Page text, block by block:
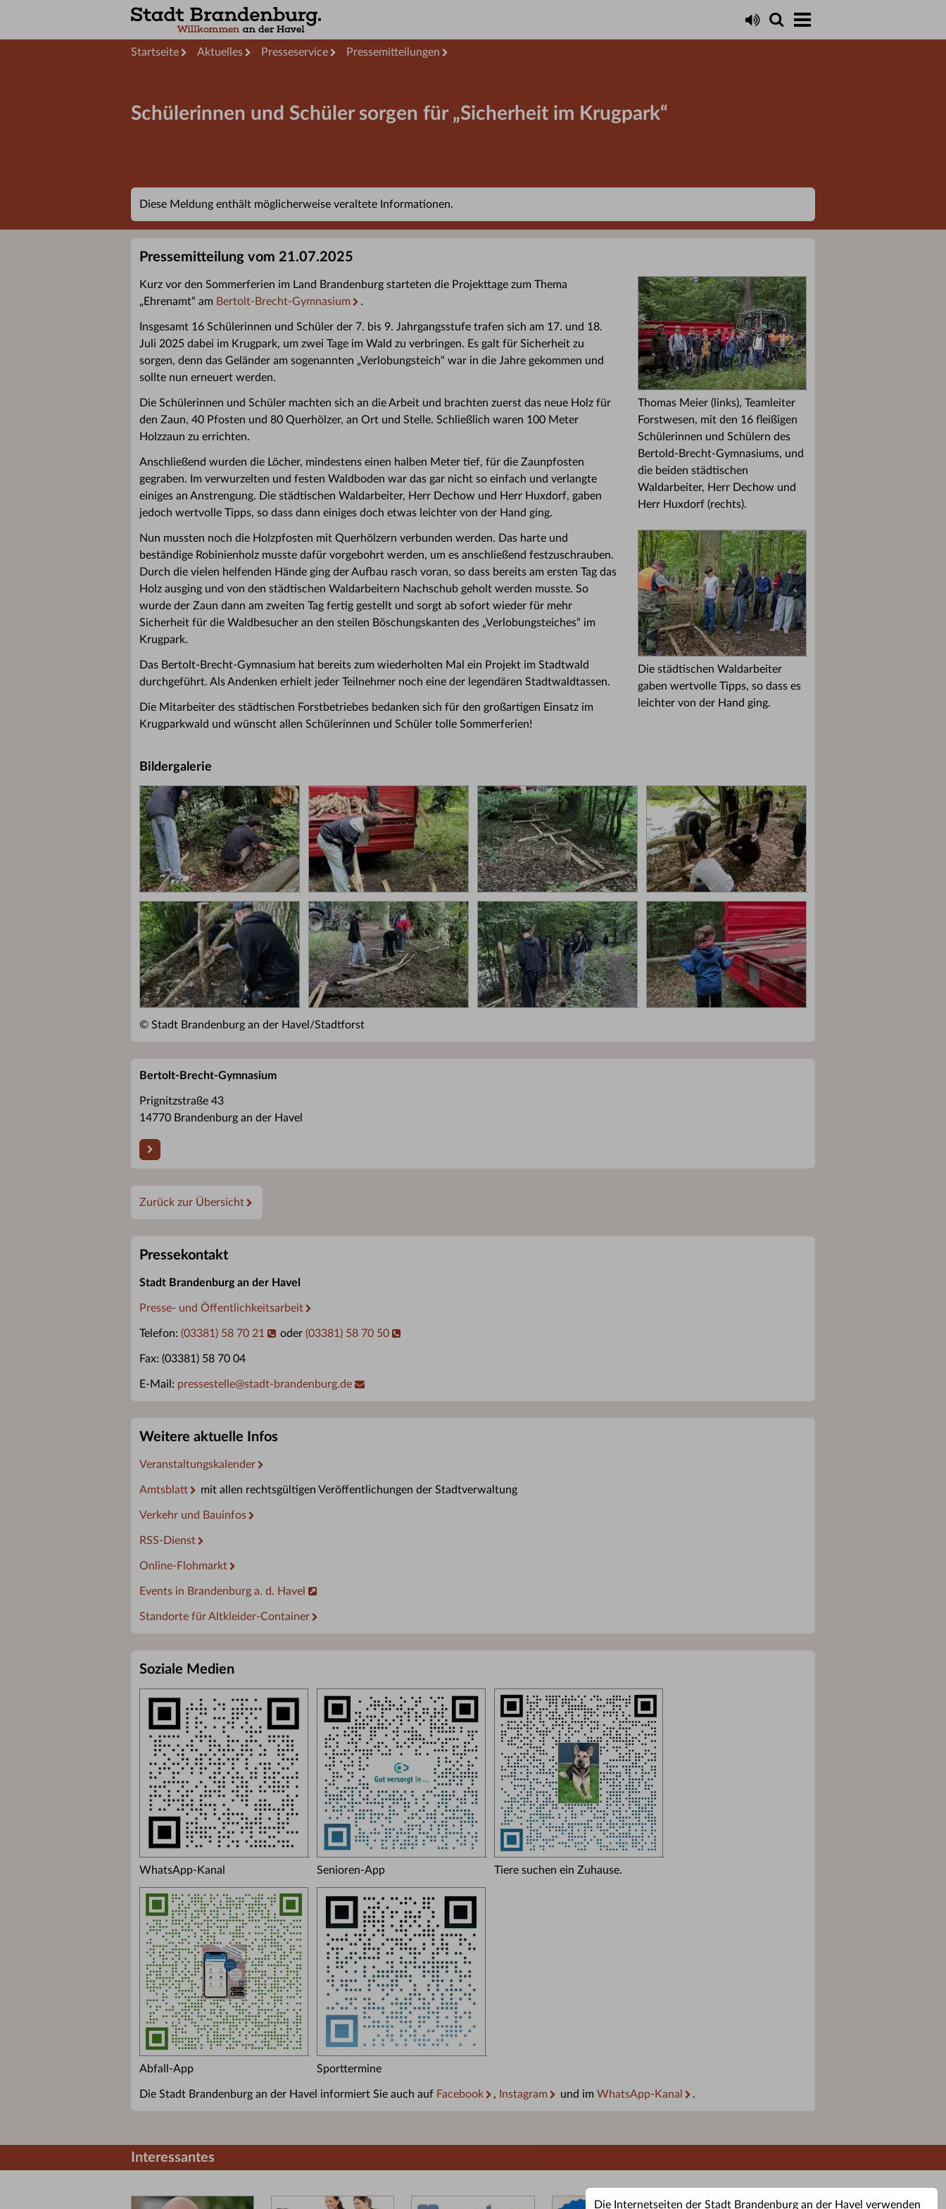
Die Internetseiten der Stadt Brandenburg an der Havel verwenden
Startseite Aktuelles Presseservice Pressemitteilungen
Schülerinnen und Schüler sorgen für „Sicherheit im Krugpark“
Diese Meldung enthält möglicherweise veraltete Informationen.
Pressemitteilung vom 21.07.2025
Thomas Meier (links), Teamleiter
Forstwesen, mit den 16 fleißigen
Schülerinnen und Schülern des
Bertold-Brecht-Gymnasiums, und
die beiden städtischen
Waldarbeiter, Herr Dechow und
Herr Huxdorf (rechts).
Die städtischen Waldarbeiter
gaben wertvolle Tipps, so dass es
leichter von der Hand ging.
Kurz vor den Sommerferien im Land Brandenburg starteten die Projekttage zum Thema
„Ehrenamt“ am Bertolt-Brecht-Gymnasium .
Insgesamt 16 Schülerinnen und Schüler der 7. bis 9. Jahrgangsstufe trafen sich am 17. und 18.
Juli 2025 dabei im Krugpark, um zwei Tage im Wald zu verbringen. Es galt für Sicherheit zu
sorgen, denn das Geländer am sogenannten „Verlobungsteich“ war in die Jahre gekommen und
sollte nun erneuert werden.
Die Schülerinnen und Schüler machten sich an die Arbeit und brachten zuerst das neue Holz für
den Zaun, 40 Pfosten und 80 Querhölzer, an Ort und Stelle. Schließlich waren 100 Meter
Holzzaun zu errichten.
Anschließend wurden die Löcher, mindestens einen halben Meter tief, für die Zaunpfosten
gegraben. Im verwurzelten und festen Waldboden war das gar nicht so einfach und verlangte
einiges an Anstrengung. Die städtischen Waldarbeiter, Herr Dechow und Herr Huxdorf, gaben
jedoch wertvolle Tipps, so dass dann einiges doch etwas leichter von der Hand ging.
Nun mussten noch die Holzpfosten mit Querhölzern verbunden werden. Das harte und
beständige Robinienholz musste dafür vorgebohrt werden, um es anschließend festzuschrauben.
Durch die vielen helfenden Hände ging der Aufbau rasch voran, so dass bereits am ersten Tag das
Holz ausging und von den städtischen Waldarbeitern Nachschub geholt werden musste. So
wurde der Zaun dann am zweiten Tag fertig gestellt und sorgt ab sofort wieder für mehr
Sicherheit für die Waldbesucher an den steilen Böschungskanten des „Verlobungsteiches“ im
Krugpark.
Das Bertolt-Brecht-Gymnasium hat bereits zum wiederholten Mal ein Projekt im Stadtwald
durchgeführt. Als Andenken erhielt jeder Teilnehmer noch eine der legendären Stadtwaldtassen.
Die Mitarbeiter des städtischen Forstbetriebes bedanken sich für den großartigen Einsatz im
Krugparkwald und wünscht allen Schülerinnen und Schüler tolle Sommerferien!
Bildergalerie
© Stadt Brandenburg an der Havel/Stadtforst
Bertolt-Brecht-Gymnasium
Prignitzstraße 43
14770 Brandenburg an der Havel
Zurück zur Übersicht
Pressekontakt
Stadt Brandenburg an der Havel
Presse- und Öffentlichkeitsarbeit
Telefon: (03381) 58 70 21 oder (03381) 58 70 50
Fax: (03381) 58 70 04
E-Mail: pressestelle@stadt-brandenburg.de
Weitere aktuelle Infos
Veranstaltungskalender
Amtsblatt mit allen rechtsgültigen Veröffentlichungen der Stadtverwaltung
Verkehr und Bauinfos
RSS-Dienst
Online-Flohmarkt
Events in Brandenburg a. d. Havel
Standorte für Altkleider-Container
Soziale Medien
WhatsApp-Kanal Senioren-App Tiere suchen ein Zuhause.
Abfall-App Sporttermine
Die Stadt Brandenburg an der Havel informiert Sie auch auf Facebook , Instagram und im WhatsApp-Kanal .
Interessantes